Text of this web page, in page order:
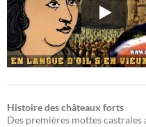
Histoire des châteaux forts
Des premières mottes castrales